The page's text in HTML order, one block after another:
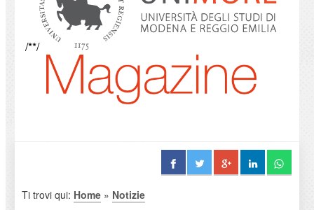
/**/
Ti trovi qui: Home» Notizie